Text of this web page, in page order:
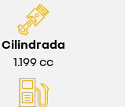
Cilindrada
1.199 cc